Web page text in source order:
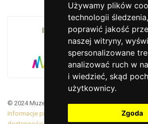
Używamy plików
technologii
poprawić jakość
naszej witryny,
spersonalizowane
analizować ruch w
i wiedzieć, skąd
użytkownicy.
Zgoda
INSTYTUCJA KULTURY MIASTA
WOJEWÓDZTWA
© 2024 Muzeum Armii Krajowej. Translated by
Informacje prawne
Zamówienia publiczne|